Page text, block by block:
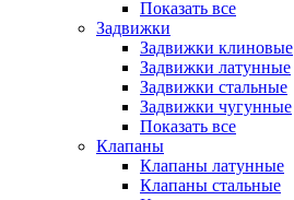
Показать все
Задвижки
Задвижки клиновые
Задвижки латунные
Задвижки стальные
Задвижки чугунные
Показать все
Клапаны
Клапаны латунные
Клапаны стальные